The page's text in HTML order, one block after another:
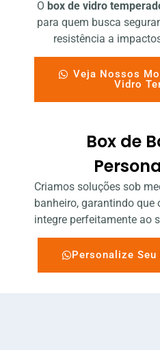
O box de vidro
para quem busca
resistência a
Veja Nossos
Vidro
Box de
Criamos soluções sob
banheiro, garantindo que
integre perfeitamente ao
Personalize